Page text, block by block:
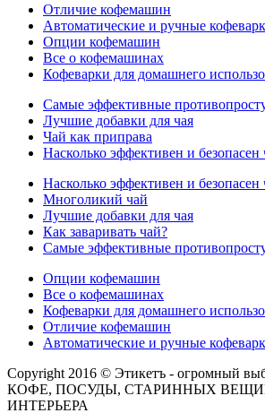
Отличие кофемашин
Автоматические и ручные
Опции кофемашин
Все о кофемашинах
Кофеварки для домашнего
Самые эффективные
Лучшие добавки для чая
Чай как приправа
Насколько эффективен и
Насколько эффективен и
Многоликий чай
Лучшие добавки для чая
Как заваривать чай?
Самые эффективные
Опции кофемашин
Все о кофемашинах
Кофеварки для домашнего
Отличие кофемашин
Автоматические и ручные
Copyright 2016 © Этикетъ - огромный
КОФЕ, ПОСУДЫ, СТАРИННЫХ
ИНТЕРЬЕРА